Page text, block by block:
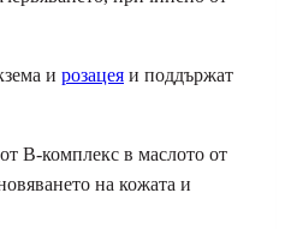
и розацея и поддържат
В-комплекс в маслото от
на кожата и